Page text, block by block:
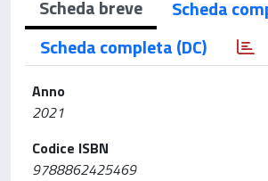
Scheda breve
Scheda
Scheda completa (DC)
Anno
2021
Codice ISBN
9788862425469